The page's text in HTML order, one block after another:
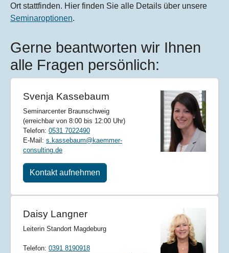
Ort stattfinden. Hier finden Sie alle Details über unsere
Seminaroptionen.
Gerne beantworten wir Ihnen
alle Fragen persönlich:
Svenja Kassebaum
Seminarcenter Braunschweig
(erreichbar von 8:00 bis 12:00 Uhr)
Telefon: 0531 7022490
E-Mail: s.kassebaum@kaemmer-
consulting.de
Kontakt aufnehmen
Daisy Langner
Leiterin Standort Magdeburg
Telefon: 0391 8190918